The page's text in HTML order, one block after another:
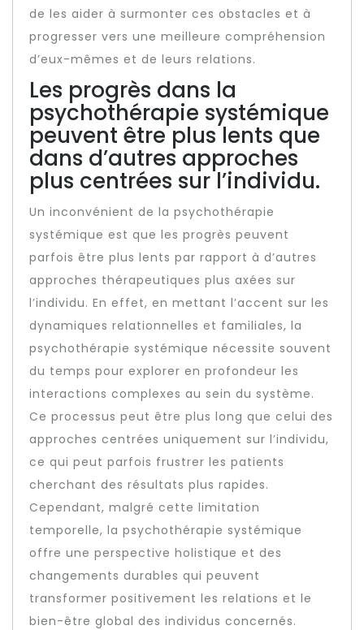
de les aider à surmonter ces obstacles et à
progresser vers une meilleure compréhension
d’eux-mêmes et de leurs relations.
Les progrès dans la
psychothérapie systémique
peuvent être plus lents que
dans d’autres approches
plus centrées sur l’individu.
Un inconvénient de la psychothérapie
systémique est que les progrès peuvent
parfois être plus lents par rapport à d’autres
approches thérapeutiques plus axées sur
l’individu. En effet, en mettant l’accent sur les
dynamiques relationnelles et familiales, la
psychothérapie systémique nécessite souvent
du temps pour explorer en profondeur les
interactions complexes au sein du système.
Ce processus peut être plus long que celui des
approches centrées uniquement sur l’individu,
ce qui peut parfois frustrer les patients
cherchant des résultats plus rapides.
Cependant, malgré cette limitation
temporelle, la psychothérapie systémique
offre une perspective holistique et des
changements durables qui peuvent
transformer positivement les relations et le
bien-être global des individus concernés.